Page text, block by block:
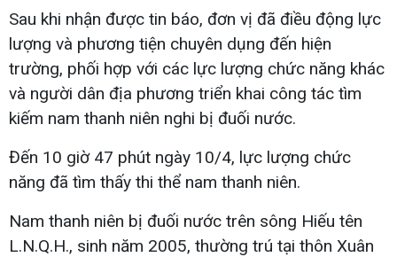
Sau khi nhận được tin báo, đơn vị đã điều động lực
lượng và phương tiện chuyên dụng đến hiện
trường, phối hợp với các lực lượng chức năng khác
và người dân địa phương triển khai công tác tìm
kiếm nam thanh niên nghi bị đuối nước.
Đến 10 giờ 47 phút ngày 10/4, lực lượng chức
năng đã tìm thấy thi thể nam thanh niên.
Nam thanh niên bị đuối nước trên sông Hiếu tên
L.N.Q.H., sinh năm 2005, thường trú tại thôn Xuân